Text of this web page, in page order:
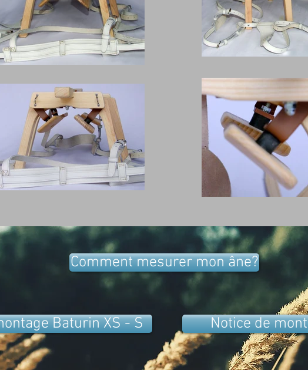
Baturin XS - S Notice de
Comment mesurer mon âne?